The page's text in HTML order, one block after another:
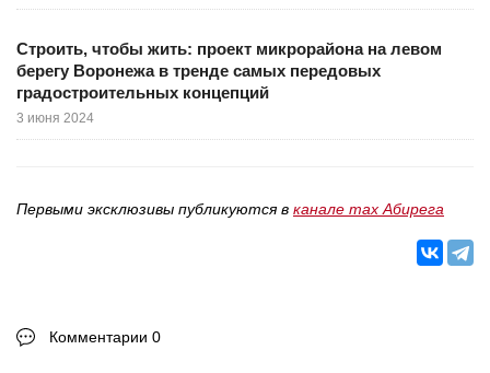
Строить, чтобы жить: проект микрорайона на левом
берегу Воронежа в тренде самых передовых
градостроительных концепций
3 июня 2024
Первыми эксклюзивы публикуются в канале max Абирега
Комментарии 0